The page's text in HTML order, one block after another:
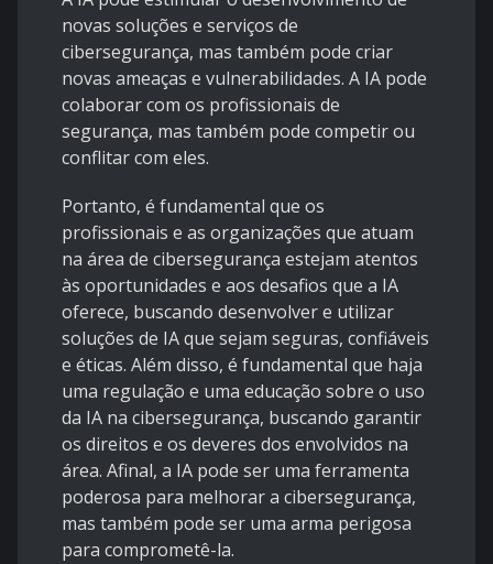
novas soluções e serviços de
cibersegurança, mas também pode criar
novas ameaças e vulnerabilidades. A IA pode
colaborar com os profissionais de
segurança, mas também pode competir ou
conflitar com eles.
Portanto, é fundamental que os
profissionais e as organizações que atuam
na área de cibersegurança estejam atentos
às oportunidades e aos desafios que a IA
oferece, buscando desenvolver e utilizar
soluções de IA que sejam seguras, confiáveis
e éticas. Além disso, é fundamental que haja
uma regulação e uma educação sobre o uso
da IA na cibersegurança, buscando garantir
os direitos e os deveres dos envolvidos na
área. Afinal, a IA pode ser uma ferramenta
poderosa para melhorar a cibersegurança,
mas também pode ser uma arma perigosa
para comprometê-la.